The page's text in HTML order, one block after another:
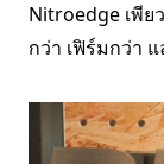
Nitroedge เพี
กว่า เฟิร์มกว่า